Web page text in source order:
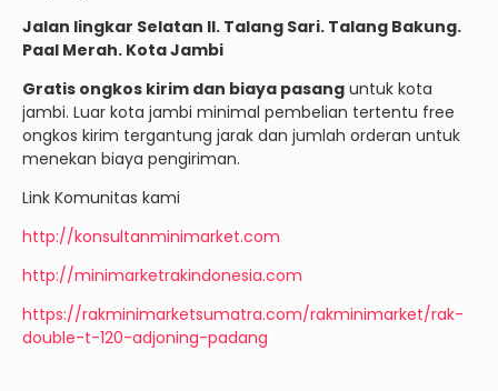
Jalan lingkar Selatan II. Talang Sari. Talang Bakung.
Paal Merah. Kota Jambi
Gratis ongkos kirim dan biaya pasang untuk kota
jambi. Luar kota jambi minimal pembelian tertentu free
ongkos kirim tergantung jarak dan jumlah orderan untuk
menekan biaya pengiriman.
Link Komunitas kami
http://konsultanminimarket.com
http://minimarketrakindonesia.com
https://rakminimarketsumatra.com/rakminimarket/rak-
double-t-120-adjoning-padang